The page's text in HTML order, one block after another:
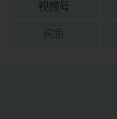
视频号